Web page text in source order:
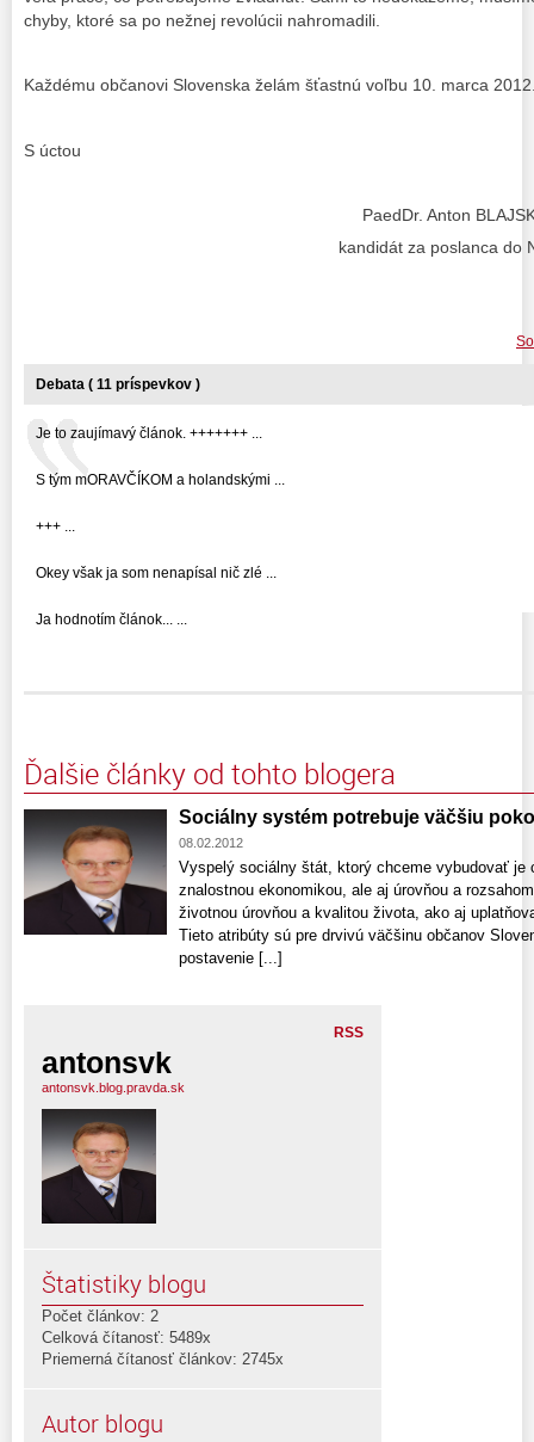
chyby, ktoré sa po nežnej revolúcii nahromadili.
Každému občanovi Slovenska želám šťastnú voľbu 10. marca
S úctou
PaedDr. Anton
kandidát za poslanca do NR SR
Debata ( 11 príspevkov )
Je to zaujímavý článok. +++++++ ...
S tým mORAVČÍKOM a holandskými ...
+++ ...
Okey však ja som nenapísal nič zlé ...
Ja hodnotím článok... ...
Ďalšie články od tohto blogera
Sociálny systém potrebuje väčšiu
08.02.2012
Vyspelý sociálny štát, ktorý chceme vybudovať je
znalostnou ekonomikou, ale aj úrovňou a
životnou úrovňou a kvalitou života, ako aj
Tieto atribúty sú pre drvivú väčšinu občanov
postavenie [...]
RSS
antonsvk
antonsvk.blog.pravda.sk
Štatistiky blogu
Počet článkov: 2
Celková čítanosť: 5489x
Priemerná čítanosť článkov: 2745x
Autor blogu